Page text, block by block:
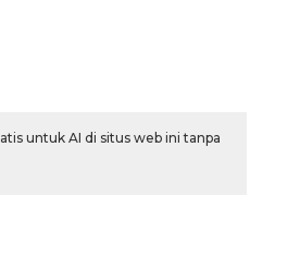
untuk AI di situs web ini tanpa